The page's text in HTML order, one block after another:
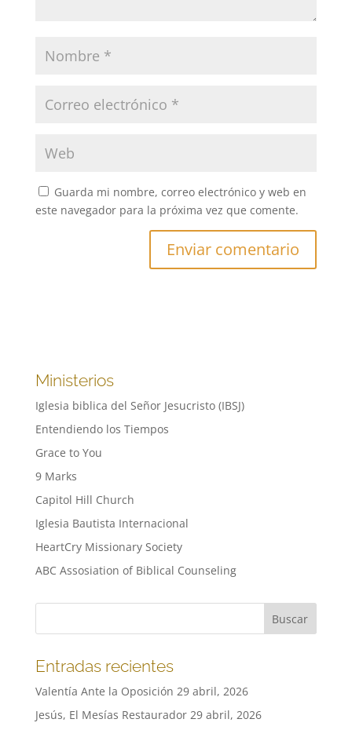
Guarda mi nombre, correo electrónico y web en
este navegador para la próxima vez que comente.
Ministerios
Iglesia biblica del Señor Jesucristo (IBSJ)
Entendiendo los Tiempos
Grace to You
9 Marks
Capitol Hill Church
Iglesia Bautista Internacional
HeartCry Missionary Society
ABC Assosiation of Biblical Counseling
Entradas recientes
Valentía Ante la Oposición 29 abril, 2026
Jesús, El Mesías Restaurador 29 abril, 2026